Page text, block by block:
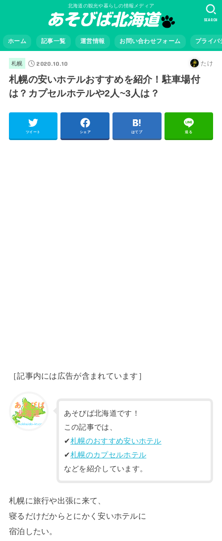
北海道の観光や暮らしの情報メディア
ホーム 記事一覧 運営情報 お問い合わせフォーム プライバ
SEARCH
札幌 2020.10.10 たけ
札幌の安いホテルおすすめを紹介！駐車場付
は？カプセルホテルや2人~3人は？
ツイート シェア はてブ 送る
［記事内には広告が含まれています］
あそびば北海道です！
この記事では、
✔︎札幌のおすすめ安いホテル
✔︎札幌のカプセルホテル
などを紹介しています。
札幌に旅行や出張に来て、
寝るだけだからとにかく安いホテルに
宿泊したい。